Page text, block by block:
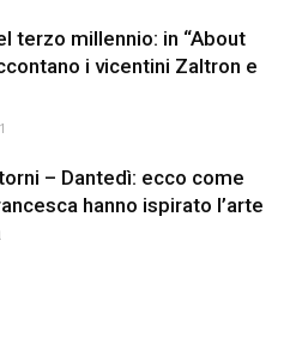
terzo millennio: in “About
i vicentini Zaltron e
– Dantedì: ecco come
hanno ispirato l’arte